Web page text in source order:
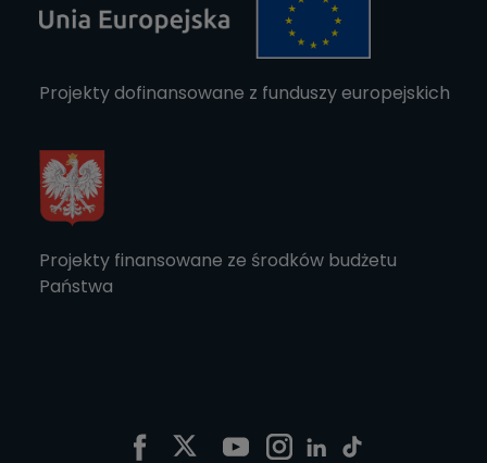
Projekty dofinansowane z funduszy europejskich
Projekty finansowane ze środków budżetu
Państwa